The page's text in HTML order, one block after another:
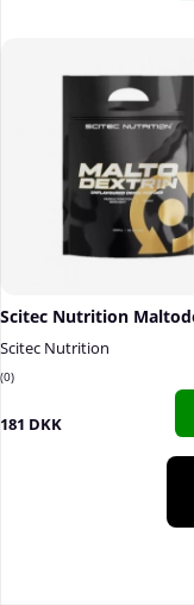
Scitec Nutrition
0
181 DKK